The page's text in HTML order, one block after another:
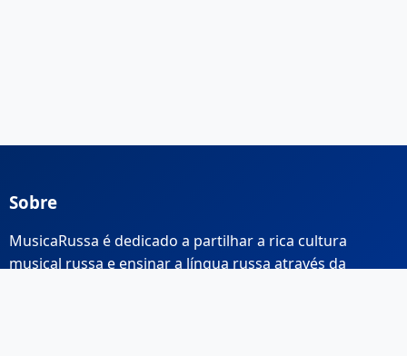
Sobre
MusicaRussa é dedicado a partilhar a rica cultura
musical russa e ensinar a língua russa através da